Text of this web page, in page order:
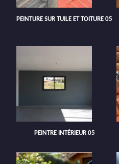
PEINTURE SUR TUILE ET TOITURE 05
PEINTRE INTÉRIEUR 05